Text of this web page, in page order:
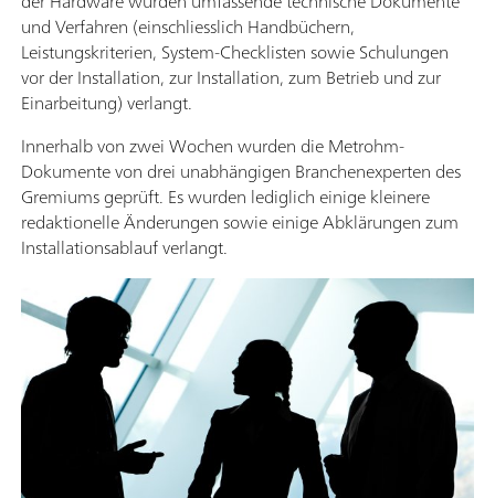
und Verfahren (einschliesslich Handbüchern,
Leistungskriterien, System-Checklisten sowie Schulungen
vor der Installation, zur Installation, zum Betrieb und zur
Einarbeitung) verlangt.
Innerhalb von zwei Wochen wurden die Metrohm-
Dokumente von drei unabhängigen Branchenexperten des
Gremiums geprüft. Es wurden lediglich einige kleinere
redaktionelle Änderungen sowie einige Abklärungen zum
Installationsablauf verlangt.